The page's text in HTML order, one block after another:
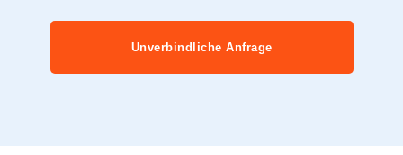
Unverbindliche Anfrage